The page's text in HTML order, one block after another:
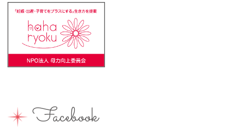
ベビ＊ステ マタニティ
ママの息抜き ミルク用お湯提供
ライター募集 ランチ
一時保育 一時預かり
子連れ 子連れOK
Facebook